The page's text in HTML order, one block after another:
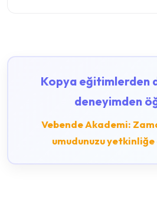
Kopya eğitimlerden
deneyimden
Vebende Akademi:
umudunuzu